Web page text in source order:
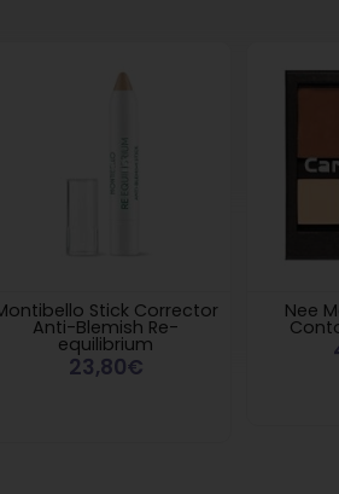
Stick Corrector
Anti-Blemish Re-
equilibrium
23,80€
Nee